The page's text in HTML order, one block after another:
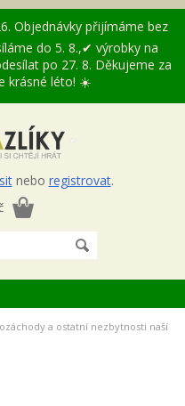
Objednávky přijímáme bez
do 5. 8.,✔ výrobky na
po 27. 8. Děkujeme za
krásné léto! ☀️
nebo registrovat.
a ostatní nezbytnosti naší